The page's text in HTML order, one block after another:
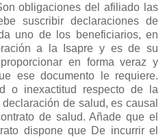
obligaciones del afiliado las
suscribir declaraciones de
uno de los beneficiarios, en
a la Isapre y es de su
en forma veraz y
ese documento le requiere.
o inexactitud respecto de la
de salud, es causal
de salud. Añade que el
dispone que De incurrir el